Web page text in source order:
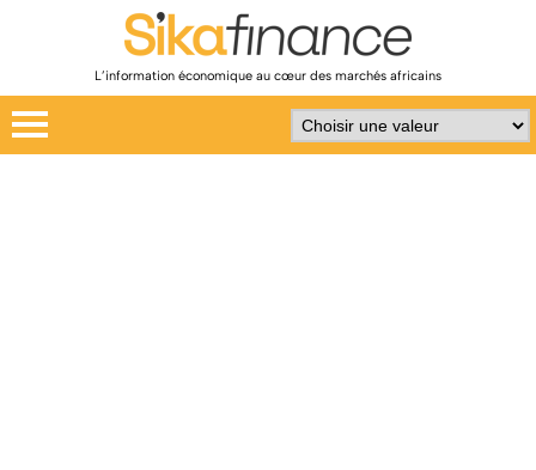
L’information économique au cœur des marchés africains